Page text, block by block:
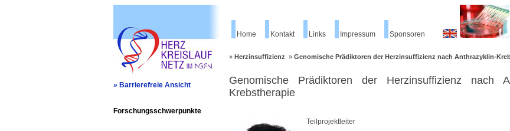
» Barrierefreie Ansicht
Forschungsschwerpunkte
Home Kontakt Links Impressum Sponsoren
» Herzinsuffizienz » Genomische Prädiktoren der Herzinsuffizienz nach Anthrazyklin-
Genomische Prädiktoren der Herzinsuffizienz nach
Krebstherapie
Teilprojektleiter